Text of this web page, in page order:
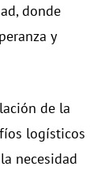
donde
y
de la
logísticos
necesidad